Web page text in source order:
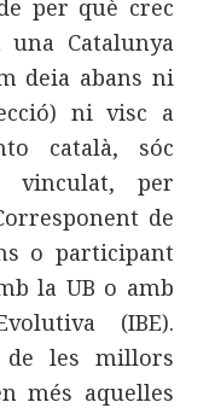
per què crec
Catalunya
deia abans ni
ni visc a
català, sóc
per
de
o participant
la UB o amb
(IBE).
de les millors
més aquelles